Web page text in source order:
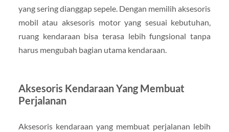
yang sering dianggap sepele. Dengan memilih aksesoris
mobil atau aksesoris motor yang sesuai kebutuhan,
ruang kendaraan bisa terasa lebih fungsional tanpa
harus mengubah bagian utama kendaraan.
Aksesoris Kendaraan Yang Membuat
Perjalanan
Aksesoris kendaraan yang membuat perjalanan lebih